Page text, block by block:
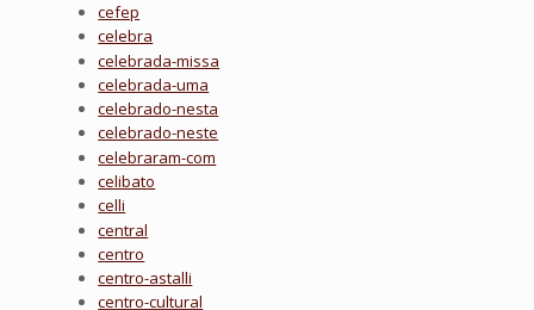
cefep
celebra
celebrada-missa
celebrada-uma
celebrado-nesta
celebrado-neste
celebraram-com
celibato
celli
central
centro
centro-astalli
centro-cultural